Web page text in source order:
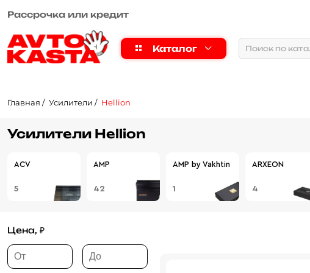
Рассрочка или кредит
Каталог
Главная Усилители Hellion
Усилители Hellion
ACV
5
AMP
42
AMP by Vakhtin
1
ARXEON
4
Цена, ₽